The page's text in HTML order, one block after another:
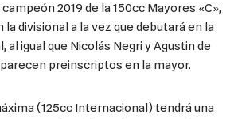
2019 de la 150cc Mayores «C»,
la divisional a la vez que debutará en la
al igual que Nicolás Negri y Agustin de
preinscriptos en la mayor.
(125cc Internacional) tendrá una